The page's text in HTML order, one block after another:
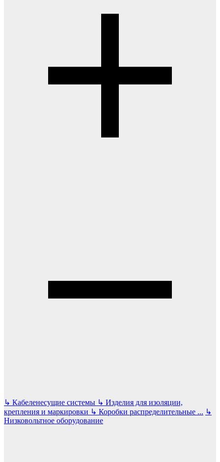
↳ Кабеленесущие системы ↳ Изделия для изоляции,
крепления и маркировки ↳ Коробки распределительные ... ↳
Низковольтное оборудование